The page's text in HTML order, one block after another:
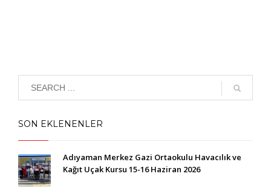
SON EKLENENLER
Adıyaman Merkez Gazi Ortaokulu Havacılık ve
Kağıt Uçak Kursu 15-16 Haziran 2026